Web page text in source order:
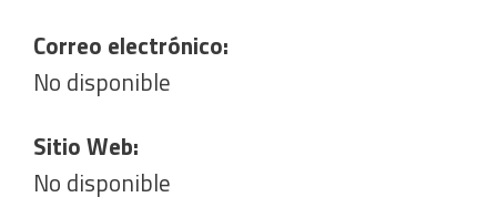
Correo electrónico:
No disponible
Sitio Web:
No disponible